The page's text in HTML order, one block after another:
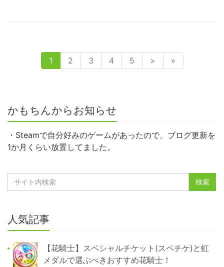
1 2 3 4 5 > »
かもちんからお知らせ
・Steamで自分好みのゲームがあったので、ブログ更新を
1か月くらい放置してました。
人気記事
【花騎士】スペシャルチケット(スペチケ)と虹
メダルで選ぶべきおすすめ花騎士！